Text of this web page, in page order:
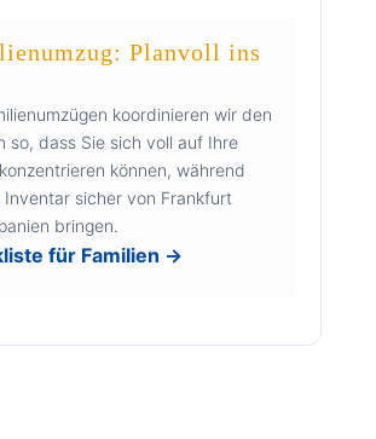
Planvoll ins
koordinieren wir den
so, dass Sie sich voll auf Ihre
können, während
Inventar sicher von Frankfurt
bringen.
für Familien →